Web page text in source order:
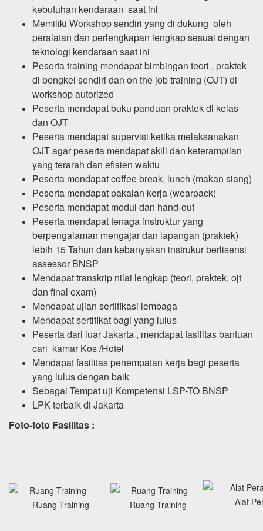
kebutuhan kendaraan saat ini
Memiliki Workshop sendiri yang di dukung oleh
peralatan dan perlengkapan lengkap sesuai dengan
teknologi kendaraan saat ini
Peserta training mendapat bimbingan teori , praktek
di bengkel sendiri dan on the job training (OJT) di
workshop autorized
Peserta mendapat buku panduan praktek di kelas
dan OJT
Peserta mendapat supervisi ketika melaksanakan
OJT agar peserta mendapat skill dan keterampilan
yang terarah dan efisien waktu
Peserta mendapat coffee break, lunch (makan siang)
Peserta mendapat pakaian kerja (wearpack)
Peserta mendapat modul dan hand-out
Peserta mendapat tenaga instruktur yang
berpengalaman mengajar dan lapangan (praktek)
lebih 15 Tahun dan kebanyakan instrukur berlisensi
assessor BNSP
Mendapat transkrip nilai lengkap (teori, praktek, ojt
dan final exam)
Mendapat ujian sertifikasi lembaga
Mendapat sertifikat bagi yang lulus
Peserta dari luar Jakarta , mendapat fasilitas bantuan
cari kamar Kos /Hotel
Mendapat fasilitas penempatan kerja bagi peserta
yang lulus dengan baik
Sebagai Tempat uji Kompetensi LSP-TO BNSP
LPK terbaik di Jakarta
Foto-foto Fasilitas :
Ruang Training Ruang Training Alat